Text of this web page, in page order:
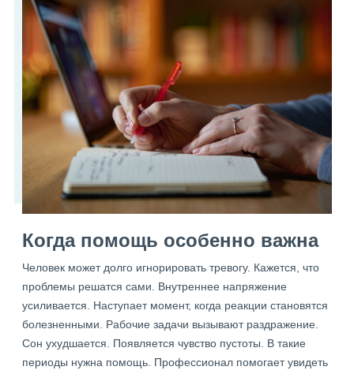
Когда помощь особенно важна
Человек может долго игнорировать тревогу. Кажется, что
проблемы решатся сами. Внутреннее напряжение
усиливается. Наступает момент, когда реакции становятся
болезненными. Рабочие задачи вызывают раздражение.
Сон ухудшается. Появляется чувство пустоты. В такие
периоды нужна помощь. Профессионал помогает увидеть